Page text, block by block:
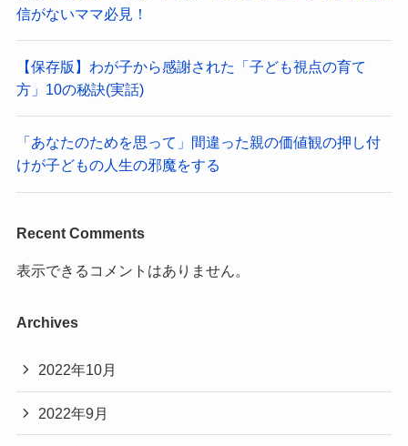
信がないママ必見！
【保存版】わが子から感謝された「子ども視点の育て
方」10の秘訣(実話)
「あなたのためを思って」間違った親の価値観の押し付
けが子どもの人生の邪魔をする
Recent Comments
表示できるコメントはありません。
Archives
2022年10月
2022年9月